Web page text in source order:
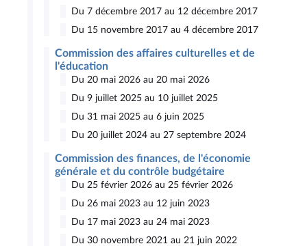
Du 7 décembre 2017 au 12 décembre 2017
Du 15 novembre 2017 au 4 décembre 2017
Commission des affaires culturelles et de
l'éducation
Du 20 mai 2026 au 20 mai 2026
Du 9 juillet 2025 au 10 juillet 2025
Du 31 mai 2025 au 6 juin 2025
Du 20 juillet 2024 au 27 septembre 2024
Commission des finances, de l'économie
générale et du contrôle budgétaire
Du 25 février 2026 au 25 février 2026
Du 26 mai 2023 au 12 juin 2023
Du 17 mai 2023 au 24 mai 2023
Du 30 novembre 2021 au 21 juin 2022